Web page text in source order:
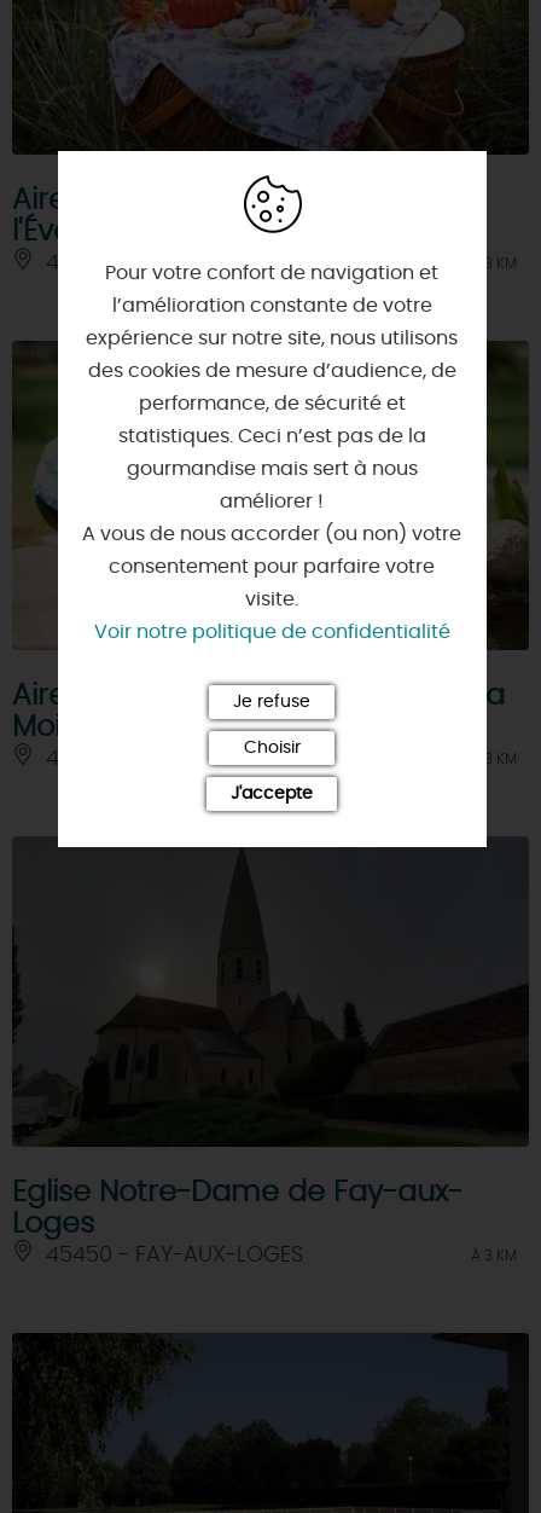
Aire de pique-nique à l'étang de
l'Évangile à Fay-aux-Loges
45450 - FAY-AUX-LOGES À 3 KM
Aire de jeux de Fay-aux-Loges à la
Moinerie
45450 - FAY-AUX-LOGES À 3 KM
Eglise Notre-Dame de Fay-aux-
Loges
45450 - FAY-AUX-LOGES À 3 KM
Pour votre confort de navigation et
l’amélioration constante de votre
expérience sur notre site, nous utilisons
des cookies de mesure d’audience, de
performance, de sécurité et
statistiques. Ceci n’est pas de la
gourmandise mais sert à nous
améliorer !
A vous de nous accorder (ou non) votre
consentement pour parfaire votre
visite.
Voir notre politique de confidentialité
Je refuse
Choisir
J'accepte